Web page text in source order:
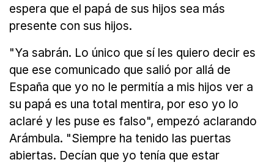
espera que el papá de sus hijos sea más
presente con sus hijos.
"Ya sabrán. Lo único que sí les quiero decir es
que ese comunicado que salió por allá de
España que yo no le permitía a mis hijos ver a
su papá es una total mentira, por eso yo lo
aclaré y les puse es falso", empezó aclarando
Arámbula. "Siempre ha tenido las puertas
abiertas. Decían que yo tenía que estar